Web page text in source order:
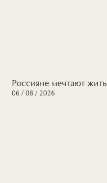
Россияне мечтают жить
06 / 08 / 2026